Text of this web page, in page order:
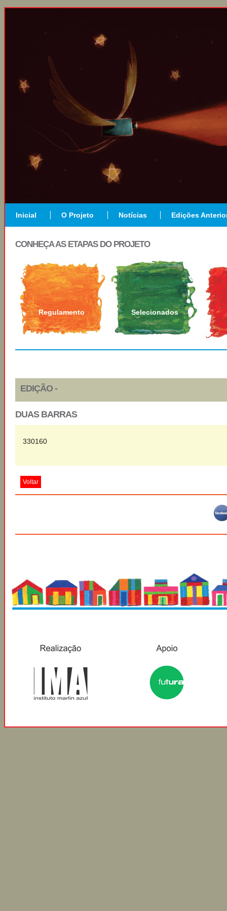
Inicial O Projeto Notícias Edições
CONHEÇA AS ETAPAS DO PROJETO
Regulamento Selecionados
EDIÇÃO -
DUAS BARRAS
330160
Voltar